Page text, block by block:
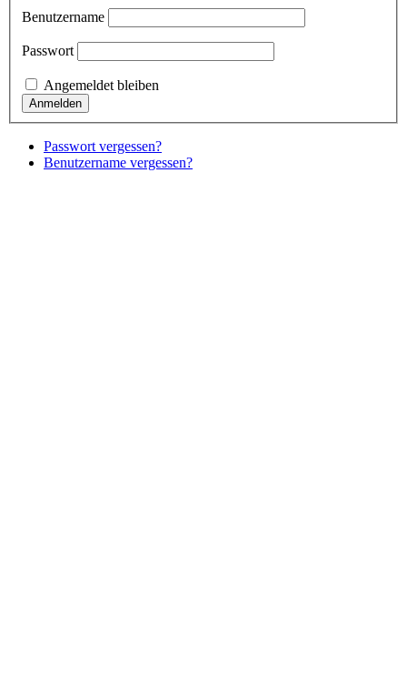
Benutzername
Passwort
Angemeldet bleiben
Passwort vergessen?
Benutzername vergessen?